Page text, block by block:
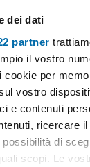
dei dati
partner
il vostro
cookie per
vostro
e contenuti
ricercare
di
scopi. Le
1 Bagno
S.Giovanni,